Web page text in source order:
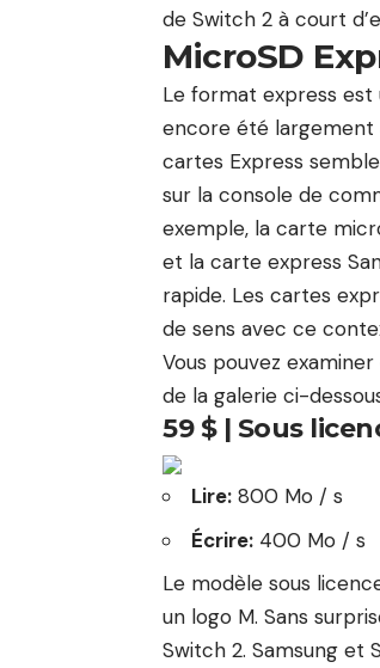
de Switch 2 à court
MicroSD
Le format express est
encore été largement
cartes Express
sur la console de
exemple, la carte
et la carte express
rapide. Les cartes
de sens avec ce
Vous pouvez
de la galerie ci-
59 $ | Sous
Lire: 800 Mo / s
Écrire: 400 Mo / s
Le modèle sous
un logo M. Sans
Switch 2. Samsung et